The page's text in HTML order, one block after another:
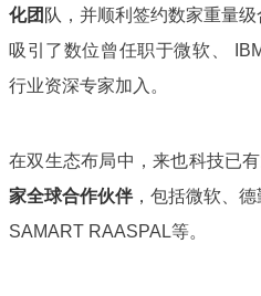
化团 队 ，并顺利签约数家重量
吸引了数位曾任职于微软、
行业资深专家加入。
在双生态布局中，来也科技已有
家全球合作伙伴 ， 包括微软、德
SAMART RAASPAL等。